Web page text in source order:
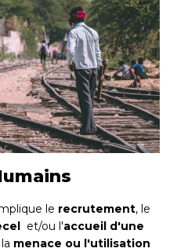
le recrutement, le
et/ou l'accueil d'une
menace ou l'utilisation